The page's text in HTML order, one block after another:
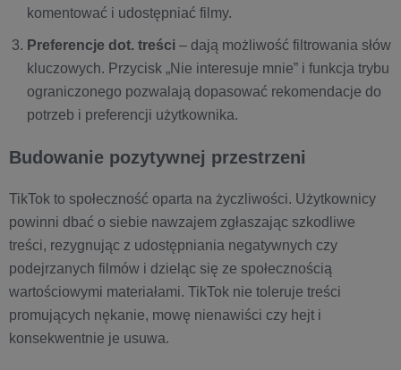
komentować i udostępniać filmy.
Preferencje dot. treści – dają możliwość filtrowania słów
kluczowych. Przycisk „Nie interesuje mnie” i funkcja trybu
ograniczonego pozwalają dopasować rekomendacje do
potrzeb i preferencji użytkownika.
Budowanie pozytywnej przestrzeni
TikTok to społeczność oparta na życzliwości. Użytkownicy
powinni dbać o siebie nawzajem zgłaszając szkodliwe
treści, rezygnując z udostępniania negatywnych czy
podejrzanych filmów i dzieląc się ze społecznością
wartościowymi materiałami. TikTok nie toleruje treści
promujących nękanie, mowę nienawiści czy hejt i
konsekwentnie je usuwa.